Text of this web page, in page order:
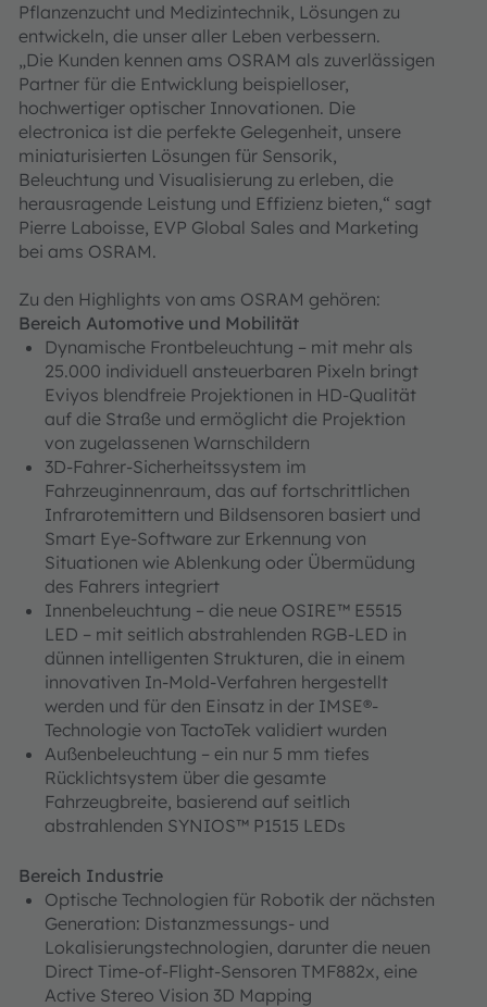
Pflanzenzucht und Medizintechnik, Lösungen zu
entwickeln, die unser aller Leben verbessern.
„Die Kunden kennen ams OSRAM als zuverlässigen
Partner für die Entwicklung beispielloser,
hochwertiger optischer Innovationen. Die
electronica ist die perfekte Gelegenheit, unsere
miniaturisierten Lösungen für Sensorik,
Beleuchtung und Visualisierung zu erleben, die
herausragende Leistung und Effizienz bieten,“ sagt
Pierre Laboisse, EVP Global Sales and Marketing
bei ams OSRAM.
Zu den Highlights von ams OSRAM gehören:
Bereich Automotive und Mobilität
Dynamische Frontbeleuchtung – mit mehr als
25.000 individuell ansteuerbaren Pixeln bringt
Eviyos blendfreie Projektionen in HD-Qualität
auf die Straße und ermöglicht die Projektion
von zugelassenen Warnschildern
3D-Fahrer-Sicherheitssystem im
Fahrzeuginnenraum, das auf fortschrittlichen
Infrarotemittern und Bildsensoren basiert und
Smart Eye-Software zur Erkennung von
Situationen wie Ablenkung oder Übermüdung
des Fahrers integriert
Innenbeleuchtung – die neue OSIRE™ E5515
LED – mit seitlich abstrahlenden RGB-LED in
dünnen intelligenten Strukturen, die in einem
innovativen In-Mold-Verfahren hergestellt
werden und für den Einsatz in der IMSE®-
Technologie von TactoTek validiert wurden
Außenbeleuchtung – ein nur 5 mm tiefes
Rücklichtsystem über die gesamte
Fahrzeugbreite, basierend auf seitlich
abstrahlenden SYNIOS™ P1515 LEDs
Bereich Industrie
Optische Technologien für Robotik der nächsten
Generation: Distanzmessungs- und
Lokalisierungstechnologien, darunter die neuen
Direct Time-of-Flight-Sensoren TMF882x, eine
Active Stereo Vision 3D Mapping